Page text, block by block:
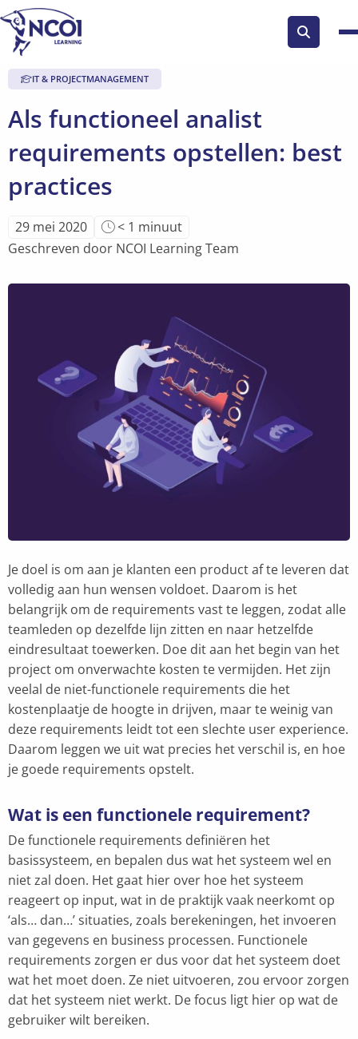
Zoek
knop
Als functioneel analist
requirements opstellen: best
practices
IT & PROJECTMANAGEMENT
29 mei 2020
Leestijd
van
is
< 1 minuut
Geschreven door NCOI Learning Team
Je doel is om aan je klanten een product af te leveren dat
volledig aan hun wensen voldoet. Daarom is het
belangrijk om de requirements vast te leggen, zodat alle
teamleden op dezelfde lijn zitten en naar hetzelfde
eindresultaat toewerken. Doe dit aan het begin van het
project om onverwachte kosten te vermijden. Het zijn
veelal de niet-functionele requirements die het
kostenplaatje de hoogte in drijven, maar te weinig van
deze requirements leidt tot een slechte user experience.
Daarom leggen we uit wat precies het verschil is, en hoe
je goede requirements opstelt.
Wat is een functionele requirement?
De functionele requirements definiëren het
basissysteem, en bepalen dus wat het systeem wel en
niet zal doen. Het gaat hier over hoe het systeem
reageert op input, wat in de praktijk vaak neerkomt op
‘als… dan…’ situaties, zoals berekeningen, het invoeren
van gegevens en business processen. Functionele
requirements zorgen er dus voor dat het systeem doet
wat het moet doen. Ze niet uitvoeren, zou ervoor zorgen
dat het systeem niet werkt. De focus ligt hier op wat de
gebruiker wilt bereiken.